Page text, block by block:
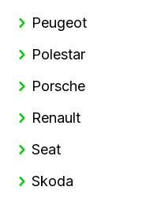
Peugeot
Polestar
Porsche
Renault
Seat
Skoda